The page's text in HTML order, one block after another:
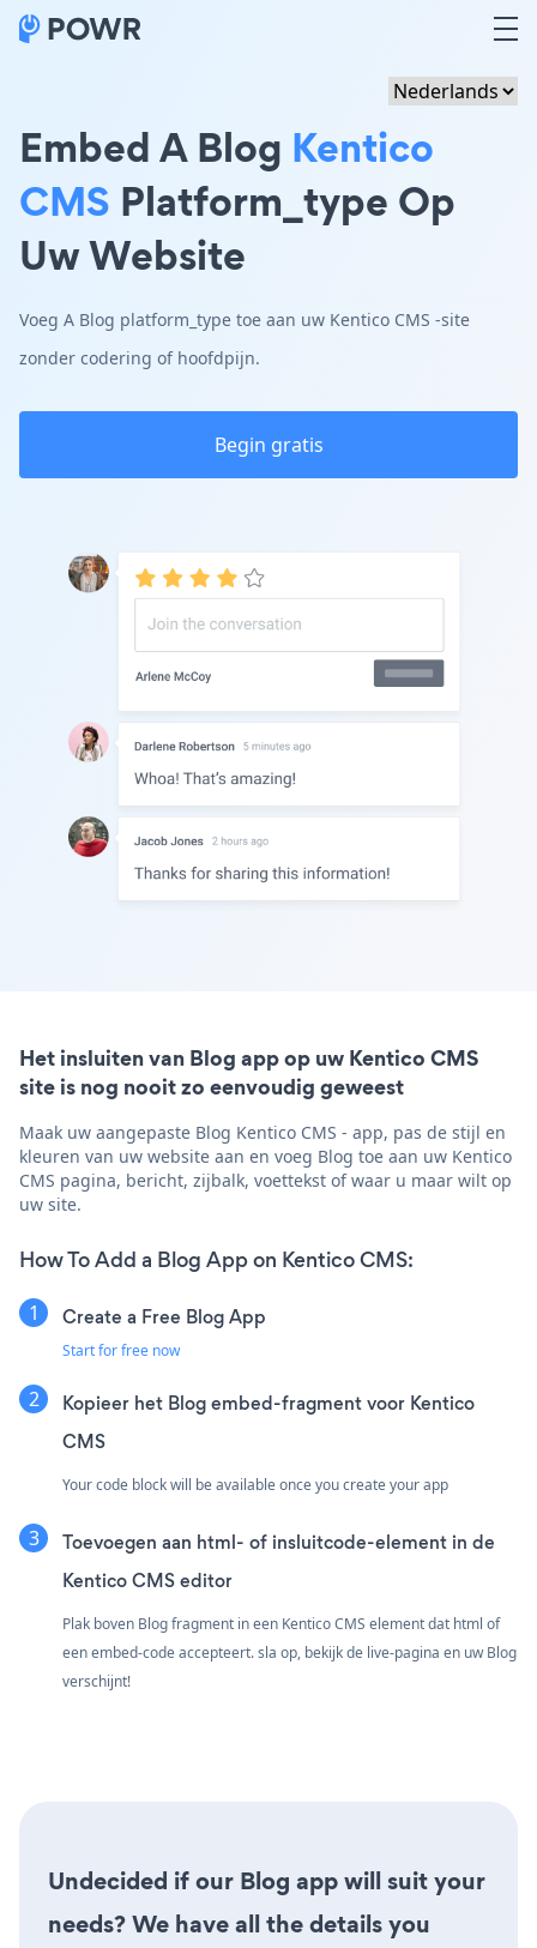
Embed A Blog Kentico
CMS Platform_type Op
Uw Website
Voeg A Blog platform_type toe aan uw Kentico CMS -site
zonder codering of hoofdpijn.
Begin gratis
Het insluiten van Blog app op uw Kentico CMS
site is nog nooit zo eenvoudig geweest
Maak uw aangepaste Blog Kentico CMS - app, pas de stijl en
kleuren van uw website aan en voeg Blog toe aan uw Kentico
CMS pagina, bericht, zijbalk, voettekst of waar u maar wilt op
uw site.
How To Add a Blog App on Kentico CMS:
Create a Free Blog App
Start for free now
Kopieer het Blog embed-fragment voor Kentico
CMS
Your code block will be available once you create your app
Toevoegen aan html- of insluitcode-element in de
Kentico CMS editor
Plak boven Blog fragment in een Kentico CMS element dat html of
een embed-code accepteert. sla op, bekijk de live-pagina en uw Blog
verschijnt!
Undecided if our Blog app will suit your
needs? We have all the details you